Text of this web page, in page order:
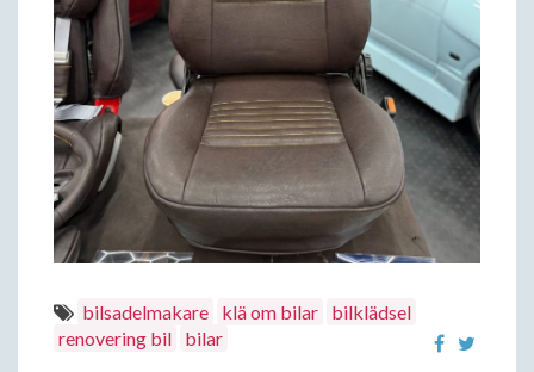
bilsadelmakare klä om bilar
bilklädsel
renovering bil
bilar